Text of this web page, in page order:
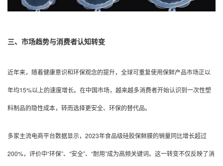
三、市场趋势与消费者认知转变
近年来，随着健康意识和环保观念的提升，全球可重复使用保鲜产品市场正以
年均15%以上的速度增长。在中国市场，越来越多消费者开始认识到一次性塑
料制品的隐性成本，转而选择更安全、环保的替代品。
多家主流电商平台数据显示，2023年食品级硅胶保鲜膜的销量同比增长超过
200%，评价中“环保”、“安全”、“耐用”成为高频关键词。这一转变不仅反映了消